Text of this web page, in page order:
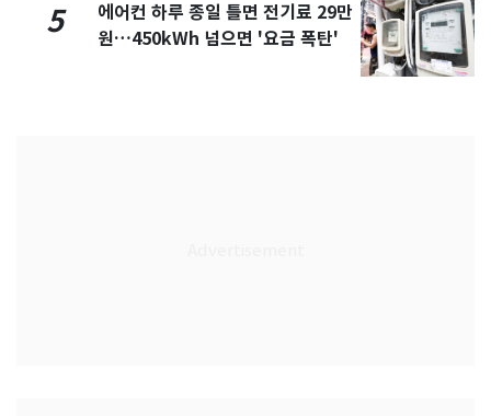
5
에어컨 하루 종일 틀면 전기료 29만
원…450kWh 넘으면 '요금 폭탄'